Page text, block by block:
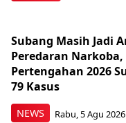
NEWS
Subang Masih Jadi
Peredaran
Pertengahan 2026
79 Kasus
Rabu, 5 Agu